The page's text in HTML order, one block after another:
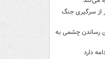
از سرگیری جنگ
رساندن چشمی به
دارد